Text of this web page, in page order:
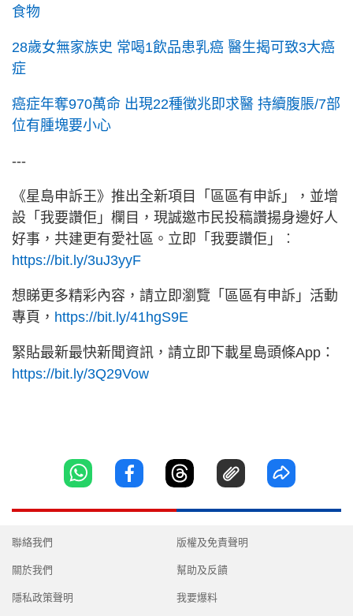
食物
28歲女無家族史 常喝1飲品患乳癌 醫生揭可致3大癌
症
癌症年奪970萬命 出現22種徵兆即求醫 持續腹脹/7部
位有腫塊要小心
---
《星島申訴王》推出全新項目「區區有申訴」，並增
設「我要讚佢」欄目，現誠邀市民投稿讚揚身邊好人
好事，共建更有愛社區。立即「我要讚佢」︰
https://bit.ly/3uJ3yyF
想睇更多精彩內容，請立即瀏覽「區區有申訴」活動
專頁， https://bit.ly/41hgS9E
緊貼最新最快新聞資訊，請立即下載星島頭條App：
https://bit.ly/3Q29Vow
聯絡我們
關於我們
隱私政策聲明
版權及免責聲明
幫助及反饋
我要爆料